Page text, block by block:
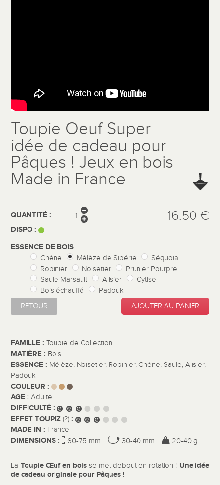
Toupie Oeuf Super
idée de cadeau pour
Pâques ! Jeux en bois
Made in France
QUANTITÉ :
DISPO :
16.50 €
ESSENCE DE BOIS
Chêne Mélèze de Sibérie
Séquoia
Robinier
Noisetier
Prunier Pourpre
Saule Marsault
Alisier
Cytise
Bois échauffé
Padouk
RETOUR
AJOUTER AU PANIER
FAMILLE :Toupie de Collection
MATIÈRE : Bois
ESSENCE : Mélèze, Noisetier, Robinier, Chêne, Saule, Alisier,
Padouk
COULEUR :
AGE :Adulte
DIFFICULTÉ :
EFFET TOUPIZ(?) :
MADE IN : France
DIMENSIONS : 60-75 mm 30-40 mm 20-40 g
La Toupie Œuf en bois se met debout en rotation ! Une idée
de cadeau originale pour Pâques !